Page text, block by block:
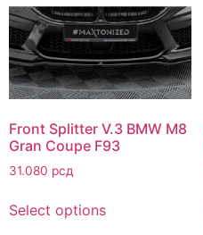
Front Splitter V.3 BMW M8
Gran Coupe F93
31.080 рсд
Select options